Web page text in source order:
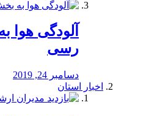
آلودگی هوا
رسی
دسامبر 24, 2019
اخبار استان